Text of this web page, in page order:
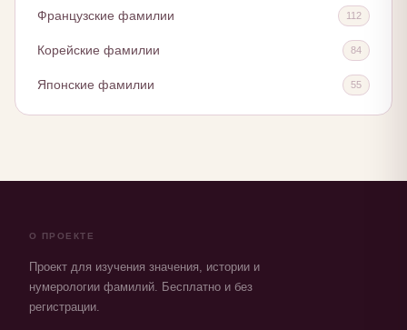
Французские фамилии 112
Корейские фамилии 84
Японские фамилии 55
О ПРОЕКТЕ
Проект для изучения значения, истории и
нумерологии фамилий. Бесплатно и без
регистрации.